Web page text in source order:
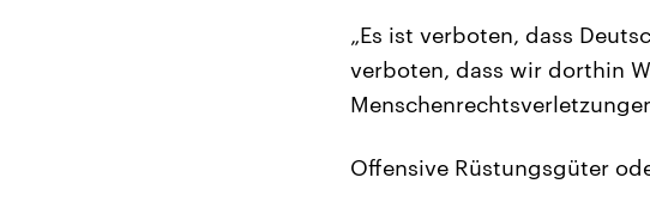
„Es ist verboten, dass
verboten, dass wir dorthin
Offensive Rüstungsgüter